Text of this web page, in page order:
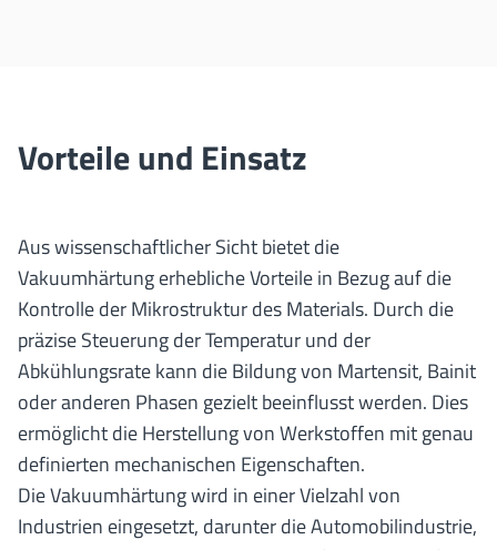
Vorteile und Einsatz
Aus wissenschaftlicher Sicht bietet die
Vakuumhärtung erhebliche Vorteile in Bezug auf die
Kontrolle der Mikrostruktur des Materials. Durch die
präzise Steuerung der Temperatur und der
Abkühlungsrate kann die Bildung von Martensit, Bainit
oder anderen Phasen gezielt beeinflusst werden. Dies
ermöglicht die Herstellung von Werkstoffen mit genau
definierten mechanischen Eigenschaften.
Die Vakuumhärtung wird in einer Vielzahl von
Industrien eingesetzt, darunter die Automobilindustrie,